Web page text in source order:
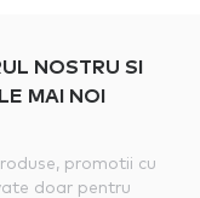
NOSTRU SI
MAI NOI
promotii cu
doar pentru